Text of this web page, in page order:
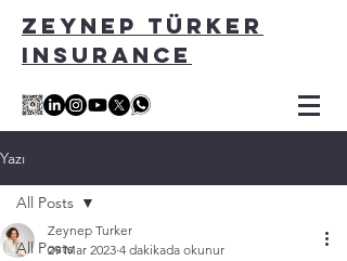
ZEYNEP TÜRKER
INSURANCE
Yazı
All Posts
All Posts
Zeynep Turker
29 Mar 2023 4 dakikada okunur